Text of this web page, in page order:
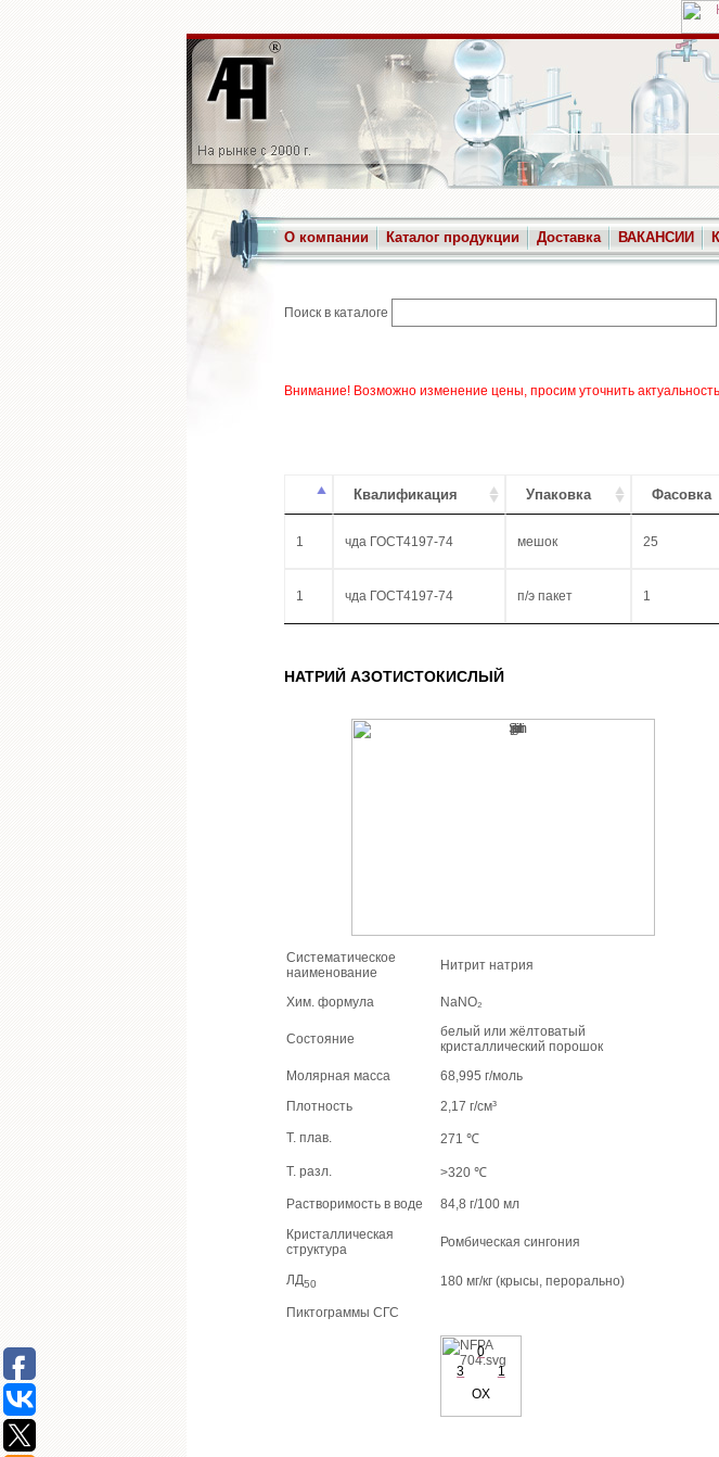
О компании Каталог продукции Доставка ВАКАНСИИ
Поиск в каталоге
Внимание! Возможно изменение цены, просим уточнить
Квалификация Упаковка Фасовка
1 чда ГОСТ4197-74 мешок 25
1 чда ГОСТ4197-74 п/э пакет 1
НАТРИЙ АЗОТИСТОКИСЛЫЙ
Систематическое
наименование
Нитрит натрия
Хим. формула NaNO₂
Состояние
белый или жёлтоватый
кристаллический порошок
Молярная масса
68,995 г/моль
Плотность
2,17 г/см³
Т. плав. 271 ℃
Т. разл. >320 ℃
Растворимость в воде
84,8 г/100 мл
Кристаллическая
структура
Ромбическая сингония
ЛД50 180 мг/кг (крысы, перорально)
Пиктограммы СГС
0
3
1
OX